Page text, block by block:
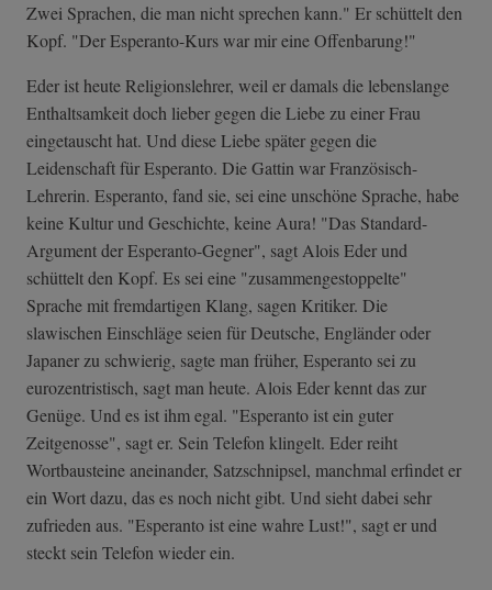
Zwei Sprachen, die man nicht sprechen kann." Er schüttelt den
Kopf. "Der Esperanto-Kurs war mir eine Offenbarung!"
Eder ist heute Religionslehrer, weil er damals die lebenslange
Enthaltsamkeit doch lieber gegen die Liebe zu einer Frau
eingetauscht hat. Und diese Liebe später gegen die
Leidenschaft für Esperanto. Die Gattin war Französisch-
Lehrerin. Esperanto, fand sie, sei eine unschöne Sprache, habe
keine Kultur und Geschichte, keine Aura! "Das Standard-
Argument der Esperanto-Gegner", sagt Alois Eder und
schüttelt den Kopf. Es sei eine "zusammengestoppelte"
Sprache mit fremdartigen Klang, sagen Kritiker. Die
slawischen Einschläge seien für Deutsche, Engländer oder
Japaner zu schwierig, sagte man früher, Esperanto sei zu
eurozentristisch, sagt man heute. Alois Eder kennt das zur
Genüge. Und es ist ihm egal. "Esperanto ist ein guter
Zeitgenosse", sagt er. Sein Telefon klingelt. Eder reiht
Wortbausteine aneinander, Satzschnipsel, manchmal erfindet er
ein Wort dazu, das es noch nicht gibt. Und sieht dabei sehr
zufrieden aus. "Esperanto ist eine wahre Lust!", sagt er und
steckt sein Telefon wieder ein.